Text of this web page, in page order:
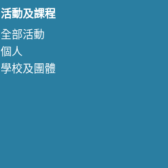
活動及課程
全部活動
個人
學校及團體